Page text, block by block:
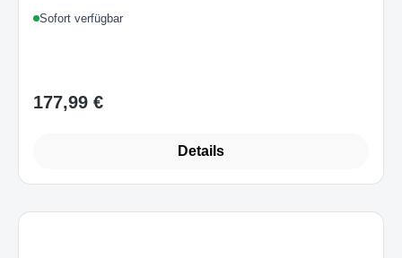
Home PC
Sofort verfügbar
Regulärer Preis:
177,99 €
Details